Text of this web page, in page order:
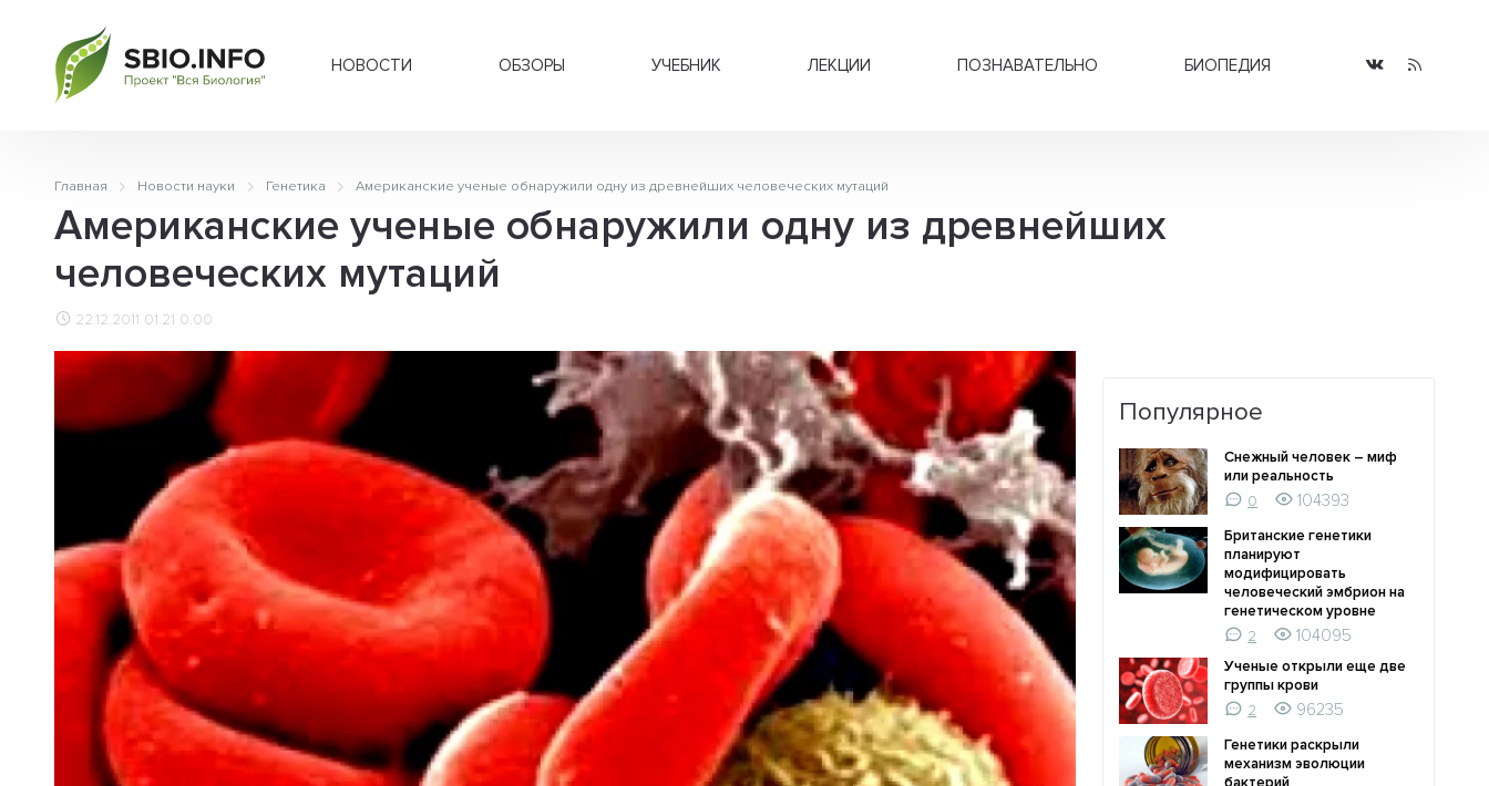
НОВОСТИ ОБЗОРЫ УЧЕБНИК ЛЕКЦИИ ПОЗНАВАТЕЛЬНО БИОПЕДИЯ
Главная Новости науки Генетика Американские ученые обнаружили одну из древнейших человеческих мутаций
Американские ученые обнаружили одну из древнейших
человеческих мутаций
22.12.2011 01:21 0.00
Популярное
Снежный человек – миф
или реальность
0
104393
Британские генетики
планируют
модифицировать
человеческий эмбрион на
генетическом уровне
2
104095
Ученые открыли еще две
группы крови
2
96235
Генетики раскрыли
механизм эволюции